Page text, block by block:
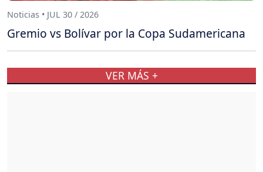
Noticias • JUL 30 / 2026
Gremio vs Bolívar por la Copa Sudamericana
VER MÁS +